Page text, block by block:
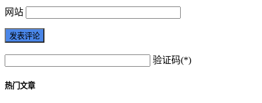
网站
验证码(*)
热门文章